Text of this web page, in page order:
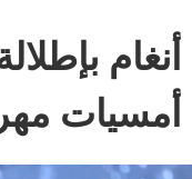
أنغام
أمسيات